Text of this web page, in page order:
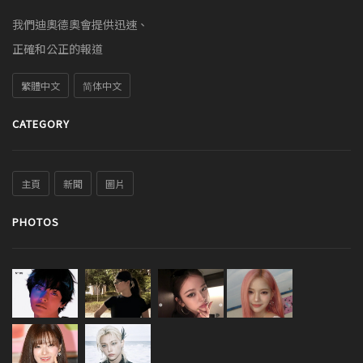
我們迪奧德奧會提供迅速、
正確和公正的報道
繁體中文 简体中文
CATEGORY
主頁 新聞 圖片
PHOTOS